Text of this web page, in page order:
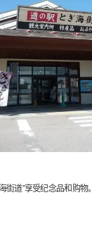
街道”享受纪念品和购物。